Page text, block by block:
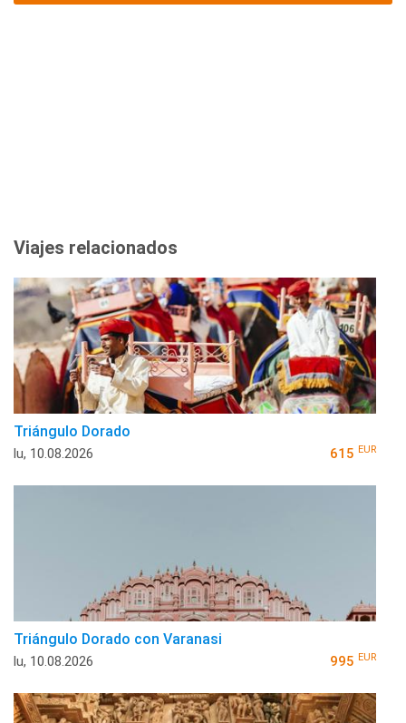
Viajes relacionados
Triángulo Dorado
lu, 10.08.2026 615 EUR
Triángulo Dorado con Varanasi
lu, 10.08.2026 995 EUR